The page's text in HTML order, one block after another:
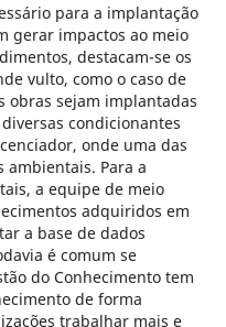
para a implantação
gerar impactos ao meio
destacam-se os
vulto, como o caso de
obras sejam implantadas
condicionantes
onde uma das
ambientais. Para a
a equipe de meio
adquiridos em
a base de dados
é comum se
do Conhecimento tem
de forma
trabalhar mais e